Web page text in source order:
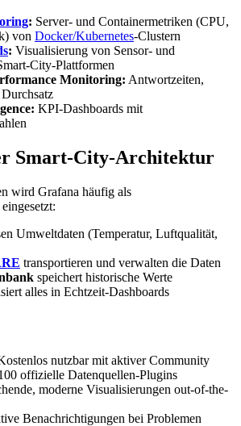
: Server- und Containermetriken (CPU,
von Docker/Kubernetes-Clustern
: Visualisierung von Sensor- und
City-Plattformen
Monitoring: Antwortzeiten,
KPI-Dashboards mit
Smart-City-Architektur
wird Grafana häufig als
Umweltdaten (Temperatur, Luftqualität,
transportieren und verwalten die Daten
speichert historische Werte
alles in Echtzeit-Dashboards
nutzbar mit aktiver Community
offizielle Datenquellen-Plugins
moderne Visualisierungen out-of-the-
Benachrichtigungen bei Problemen